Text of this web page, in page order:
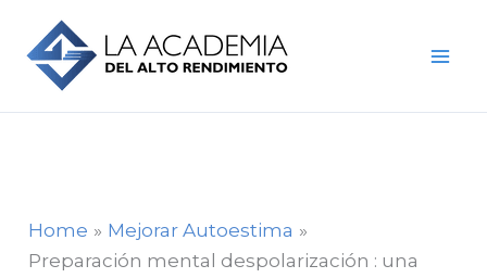
content
Home
Mejorar Autoestima
Preparación mental despolarización : una